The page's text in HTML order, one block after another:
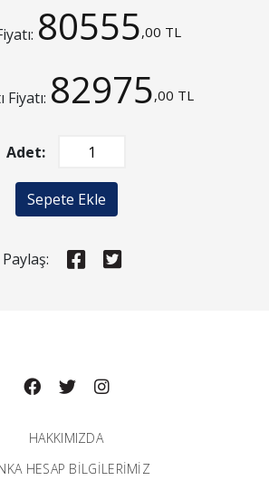
80555,00 TL
Fiyatı: 82975,00 TL
Adet:
Sepete Ekle
Paylaş:
HAKKIMIZDA
HESAP BILGILERIMIZ